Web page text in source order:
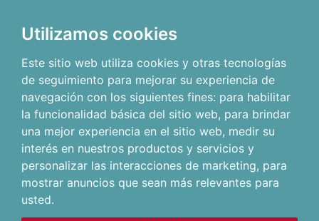
Utilizamos cookies
Este sitio web utiliza cookies y otras tecnologías
de seguimiento para mejorar su experiencia de
navegación con los siguientes fines: para habilitar
la funcionalidad básica del sitio web, para brindar
una mejor experiencia en el sitio web, medir su
interés en nuestros productos y servicios y
personalizar las interacciones de marketing, para
mostrar anuncios que sean más relevantes para
usted.